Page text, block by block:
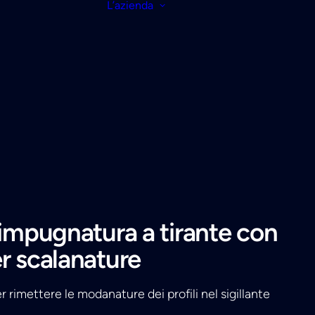
L’azienda
a tirante con
scalanature
rimettere le modanature dei profili nel sigillante